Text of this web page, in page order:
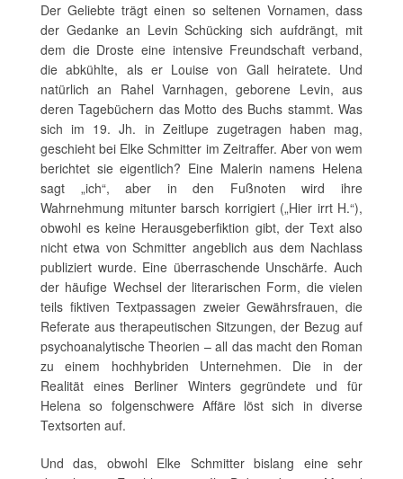
Der Geliebte trägt einen so seltenen Vornamen, dass
der Gedanke an Levin Schücking sich aufdrängt, mit
dem die Droste eine intensive Freundschaft verband,
die abkühlte, als er Louise von Gall heiratete. Und
natürlich an Rahel Varnhagen, geborene Levin, aus
deren Tagebüchern das Motto des Buchs stammt. Was
sich im 19. Jh. in Zeitlupe zugetragen haben mag,
geschieht bei Elke Schmitter im Zeitraffer. Aber von wem
berichtet sie eigentlich? Eine Malerin namens Helena
sagt „ich“, aber in den Fußnoten wird ihre
Wahrnehmung mitunter barsch korrigiert („Hier irrt H.“),
obwohl es keine Herausgeberfiktion gibt, der Text also
nicht etwa von Schmitter angeblich aus dem Nachlass
publiziert wurde. Eine überraschende Unschärfe. Auch
der häufige Wechsel der literarischen Form, die vielen
teils fiktiven Textpassagen zweier Gewährsfrauen, die
Referate aus therapeutischen Sitzungen, der Bezug auf
psychoanalytische Theorien – all das macht den Roman
zu einem hochhybriden Unternehmen. Die in der
Realität eines Berliner Winters gegründete und für
Helena so folgenschwere Affäre löst sich in diverse
Textsorten auf.
Und das, obwohl Elke Schmitter bislang eine sehr